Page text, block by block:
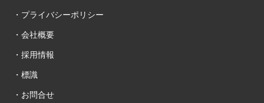
・プライバシーポリシー
・会社概要
・採用情報
・標識
・お問合せ